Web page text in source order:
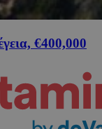
€400,000